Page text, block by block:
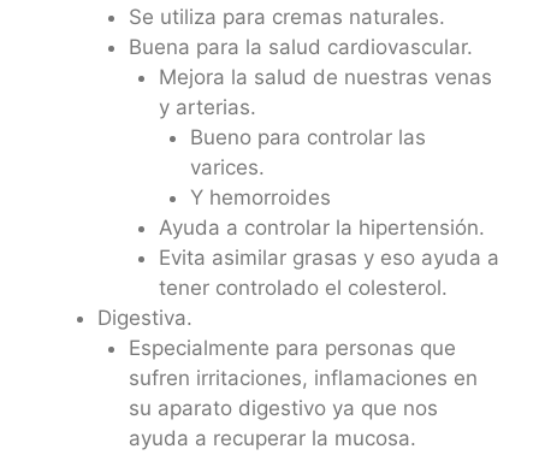
Se utiliza para cremas naturales.
Buena para la salud cardiovascular.
Mejora la salud de nuestras venas
y arterias.
Bueno para controlar las
varices.
Y hemorroides
Ayuda a controlar la hipertensión.
Evita asimilar grasas y eso ayuda a
tener controlado el colesterol.
Digestiva.
Especialmente para personas que
sufren irritaciones, inflamaciones en
su aparato digestivo ya que nos
ayuda a recuperar la mucosa.